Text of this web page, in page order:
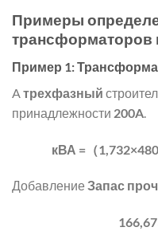
Примеры
трансформаторов
Пример 1:
A трехфазный
принадлежности 200A
кВА =（
Добавление Запас